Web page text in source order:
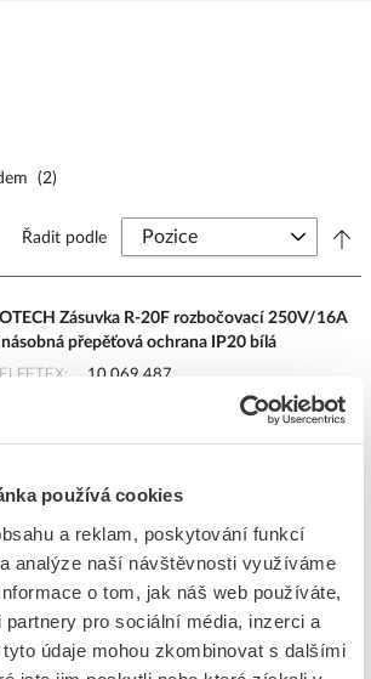
používá cookies
a reklam, poskytování funkcí
analýze naší návštěvnosti využíváme
o tom, jak náš web používáte,
pro sociální média, inzerci a
údaje mohou zkombinovat s dalšími
(2)
Řadit podle
Zásuvka R-20F rozbočovací 250V/16A
přepěťová ochrana IP20 bílá
10.069.487
ELGOTECH
do košíku